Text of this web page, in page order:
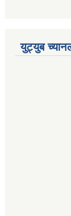
युट्युब